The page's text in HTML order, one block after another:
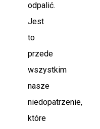
odpalić.
Jest
to
przede
wszystkim
nasze
niedopatrzenie,
które